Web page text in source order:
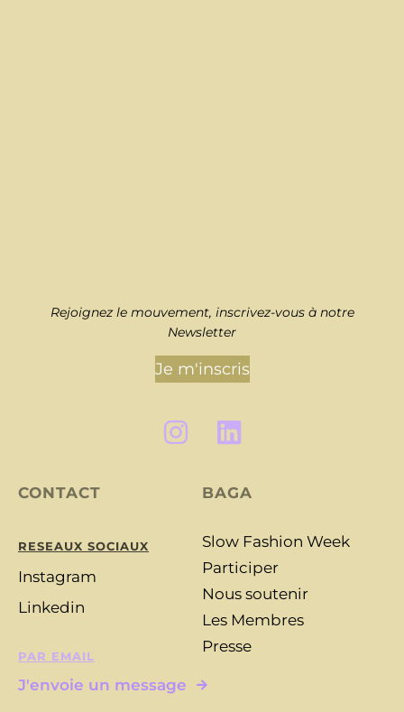
Rejoignez le mouvement, inscrivez-vous à notre
Newsletter
Je m'inscris
CONTACT
RESEAUX SOCIAUX
Instagram
Linkedin
PAR EMAIL
J'envoie un message
BAGA
Slow Fashion Week
Participer
Nous soutenir
Les Membres
Presse